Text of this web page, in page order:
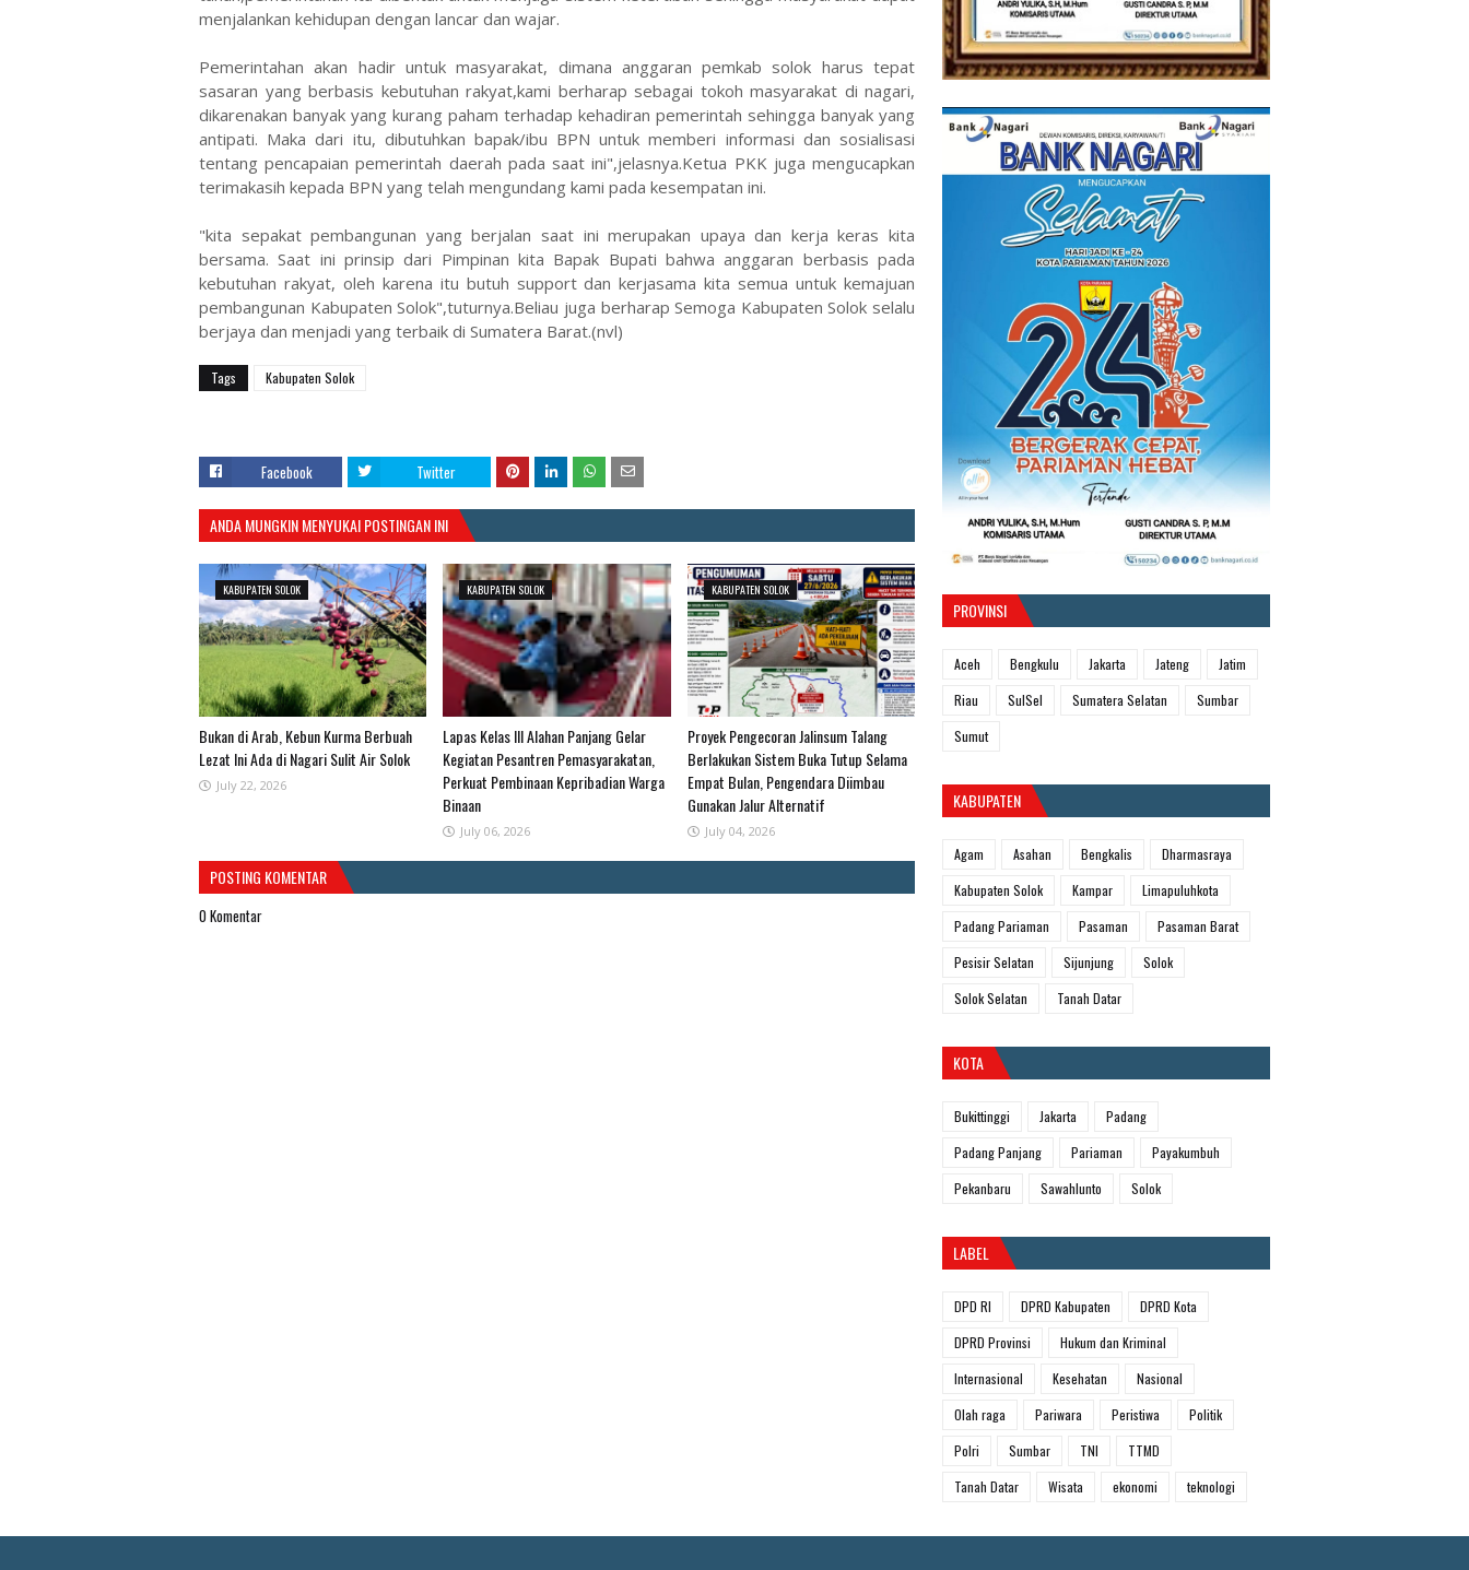
menjalankan kehidupan dengan lancar dan wajar.
Pemerintahan akan hadir untuk masyarakat, dimana anggaran pemkab solok harus tepat
sasaran yang berbasis kebutuhan rakyat,kami berharap sebagai tokoh masyarakat di nagari,
dikarenakan banyak yang kurang paham terhadap kehadiran pemerintah sehingga banyak yang
antipati. Maka dari itu, dibutuhkan bapak/ibu BPN untuk memberi informasi dan sosialisasi
tentang pencapaian pemerintah daerah pada saat ini",jelasnya.Ketua PKK juga mengucapkan
terimakasih kepada BPN yang telah mengundang kami pada kesempatan ini.
"kita sepakat pembangunan yang berjalan saat ini merupakan upaya dan kerja keras kita
bersama. Saat ini prinsip dari Pimpinan kita Bapak Bupati bahwa anggaran berbasis pada
kebutuhan rakyat, oleh karena itu butuh support dan kerjasama kita semua untuk kemajuan
pembangunan Kabupaten Solok",tuturnya.Beliau juga berharap Semoga Kabupaten Solok selalu
berjaya dan menjadi yang terbaik di Sumatera Barat.(nvl)
Tags Kabupaten Solok
Facebook Twitter
ANDA MUNGKIN MENYUKAI POSTINGAN INI
KABUPATEN SOLOK
Bukan di Arab, Kebun Kurma Berbuah
Lezat Ini Ada di Nagari Sulit Air Solok
July 22, 2026
KABUPATEN SOLOK
Lapas Kelas III Alahan Panjang Gelar
Kegiatan Pesantren Pemasyarakatan,
Perkuat Pembinaan Kepribadian Warga
Binaan
July 06, 2026
KABUPATEN SOLOK
Proyek Pengecoran Jalinsum Talang
Berlakukan Sistem Buka Tutup Selama
Empat Bulan, Pengendara Diimbau
Gunakan Jalur Alternatif
July 04, 2026
POSTING KOMENTAR
0 Komentar
PROVINSI
Aceh Bengkulu Jakarta Jateng
Jatim
Riau
SulSel Sumatera Selatan
Sumbar
Sumut
KABUPATEN
Agam Asahan Bengkalis
Dharmasraya
Kabupaten Solok
Kampar
Limapuluhkota
Padang Pariaman
Pasaman
Pasaman Barat
Pesisir Selatan
Sijunjung
Solok
Solok Selatan
Tanah Datar
KOTA
Bukittinggi Jakarta
Padang
Padang Panjang
Pariaman
Payakumbuh
Pekanbaru
Sawahlunto Solok
LABEL
DPD RI DPRD Kabupaten
DPRD Kota
DPRD Provinsi
Hukum dan Kriminal
Internasional
Kesehatan
Nasional
Olah raga
Pariwara Peristiwa
Politik
Polri
Sumbar TNI
TTMD
Tanah Datar
Wisata ekonomi teknologi